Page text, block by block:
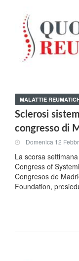
MALATTIE
Sclerosi
congresso di
Domenica 12
La scorsa
Congress of
Congresos de
Foundation,